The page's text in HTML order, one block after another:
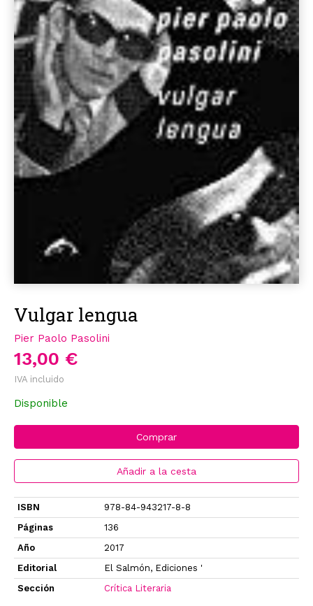
Vulgar lengua
Pier Paolo Pasolini
13,00 €
IVA incluido
Disponible
Comprar
Añadir a la cesta
ISBN
978-84-943217-8-8
Páginas
136
Año
2017
Editorial
El Salmón, Ediciones '
Sección
Crítica Literaria